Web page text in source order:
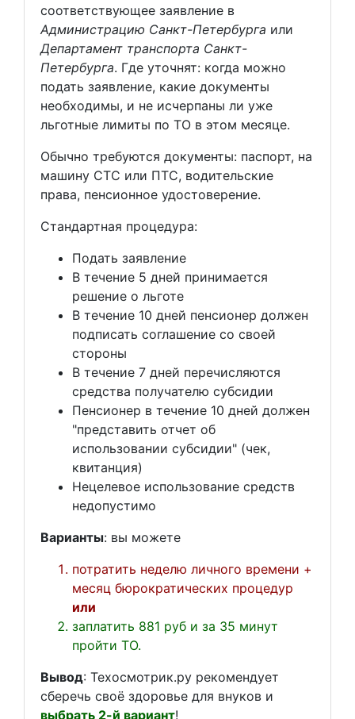
соответствующее заявление в
Администрацию Санкт-Петербурга или
Департамент транспорта Санкт-
Петербурга. Где уточнят: когда можно
подать заявление, какие документы
необходимы, и не исчерпаны ли уже
льготные лимиты по ТО в этом месяце.
Обычно требуются документы: паспорт, на
машину СТС или ПТС, водительские
права, пенсионное удостоверение.
Стандартная процедура:
Подать заявление
В течение 5 дней принимается
решение о льготе
В течение 10 дней пенсионер должен
подписать соглашение со своей
стороны
В течение 7 дней перечисляются
средства получателю субсидии
Пенсионер в течение 10 дней должен
"представить отчет об
использовании субсидии" (чек,
квитанция)
Нецелевое использование средств
недопустимо
Варианты: вы можете
потратить неделю личного времени +
месяц бюрократических процедур
или
заплатить 881 руб и за 35 минут
пройти ТО.
Вывод: Техосмотрик.ру рекомендует
сберечь своё здоровье для внуков и
выбрать 2-й вариант!